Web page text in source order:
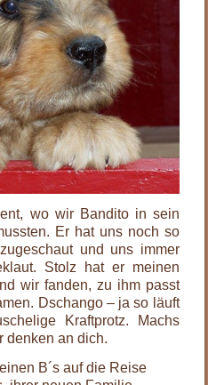
wo wir Bandito in sein
Er hat uns noch so
und uns immer
Stolz hat er meinen
wir fanden, zu ihm passt
Dschango – ja so läuft
Kraftprotz. Machs
denken an dich.
B´s auf die Reise